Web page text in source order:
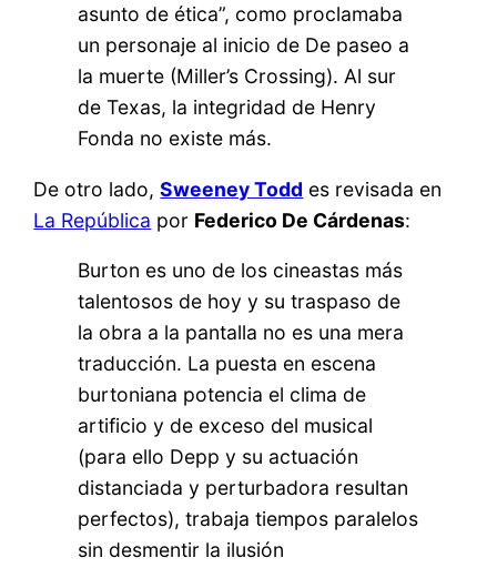
asunto de ética”, como proclamaba
un personaje al inicio de De paseo a
la muerte (Miller’s Crossing). Al sur
de Texas, la integridad de Henry
Fonda no existe más.
De otro lado,Sweeney Todd es revisada en
La República por Federico De Cárdenas:
Burton es uno de los cineastas más
talentosos de hoy y su traspaso de
la obra a la pantalla no es una mera
traducción. La puesta en escena
burtoniana potencia el clima de
artificio y de exceso del musical
(para ello Depp y su actuación
distanciada y perturbadora resultan
perfectos), trabaja tiempos paralelos
sin desmentir la ilusión